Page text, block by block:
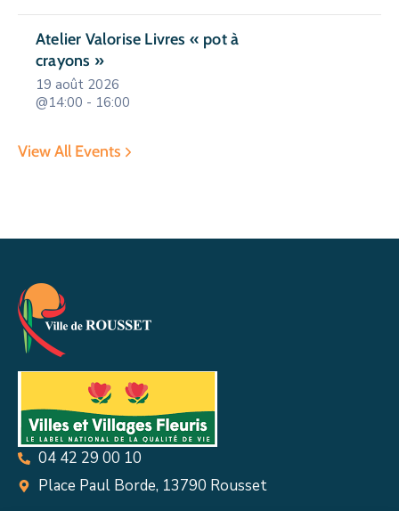
Atelier Valorise Livres « pot à
crayons »
19 août 2026
@14:00 - 16:00
View All Events
04 42 29 00 10
Place Paul Borde, 13790 Rousset